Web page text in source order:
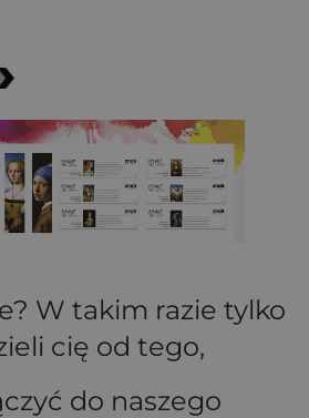
W takim razie tylko
cię od tego,
do naszego